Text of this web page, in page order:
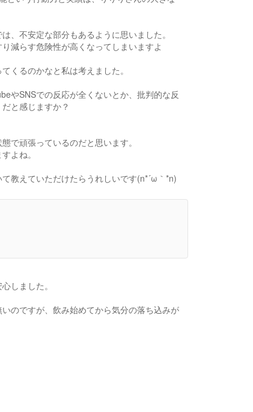
、不安定な部分もあるように思いました。
減らす危険性が高くなってしまいますよ
くるのかなと私は考えました。
やSNSでの反応が全くないとか、批判的な反
と感じますか？
で頑張っているのだと思います。
よね。
教えていただけたらうれしいです(n*´ω｀*n)
しました。
のですが、飲み始めてから気分の落ち込みが